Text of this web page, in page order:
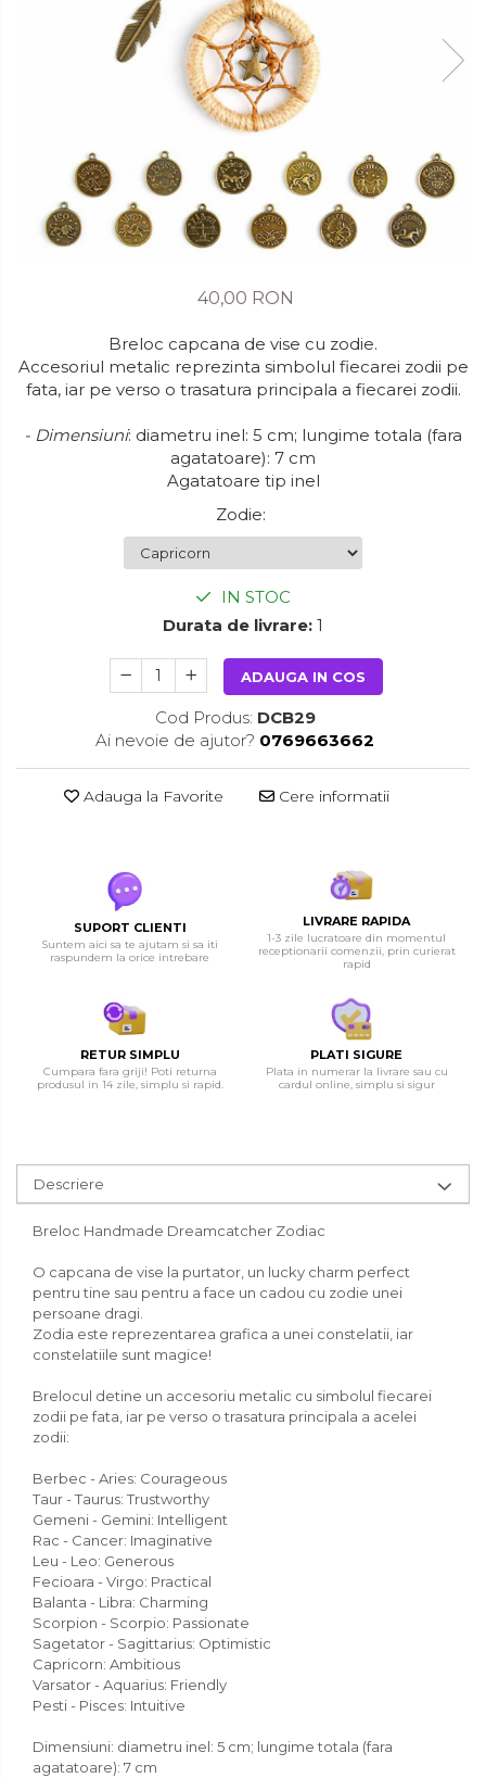
40,00 RON
Breloc capcana de vise cu zodie.
Accesoriul metalic reprezinta simbolul fiecarei zodii pe
fata, iar pe verso o trasatura principala a fiecarei zodii.
- Dimensiuni: diametru inel: 5 cm; lungime totala (fara
agatatoare): 7 cm
Agatatoare tip inel
Zodie:
IN STOC
Durata de livrare: 1
ADAUGA IN COS
Cod Produs: DCB29
Ai nevoie de ajutor? 0769663662
Adauga la Favorite Cere informatii
SUPORT CLIENTI
Suntem aici sa te ajutam si sa iti
raspundem la orice intrebare
LIVRARE RAPIDA
1-3 zile lucratoare din momentul
receptionarii comenzii, prin curierat
rapid
RETUR SIMPLU
Cumpara fara griji! Poti returna
produsul in 14 zile, simplu si rapid.
PLATI SIGURE
Plata in numerar la livrare sau cu
cardul online, simplu si sigur
Descriere
Breloc Handmade Dreamcatcher Zodiac
O capcana de vise la purtator, un lucky charm perfect
pentru tine sau pentru a face un cadou cu zodie unei
persoane dragi.
Zodia este reprezentarea grafica a unei constelatii, iar
constelatiile sunt magice!
Brelocul detine un accesoriu metalic cu simbolul fiecarei
zodii pe fata, iar pe verso o trasatura principala a acelei
zodii:
Berbec - Aries: Courageous
Taur - Taurus: Trustworthy
Gemeni - Gemini: Intelligent
Rac - Cancer: Imaginative
Leu - Leo: Generous
Fecioara - Virgo: Practical
Balanta - Libra: Charming
Scorpion - Scorpio: Passionate
Sagetator - Sagittarius: Optimistic
Capricorn: Ambitious
Varsator - Aquarius: Friendly
Pesti - Pisces: Intuitive
Dimensiuni: diametru inel: 5 cm; lungime totala (fara
agatatoare): 7 cm